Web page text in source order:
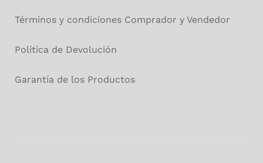
Términos y condiciones Comprador y Vendedor
Política de Devolución
Garantía de los Productos